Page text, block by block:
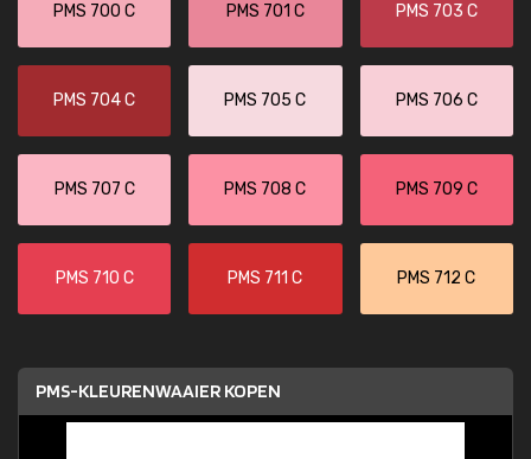
PMS 700 C PMS 701 C PMS 703 C
PMS 704 C PMS 705 C PMS 706 C
PMS 707 C PMS 708 C PMS 709 C
PMS 710 C PMS 711 C PMS 712 C
PMS-KLEURENWAAIER KOPEN